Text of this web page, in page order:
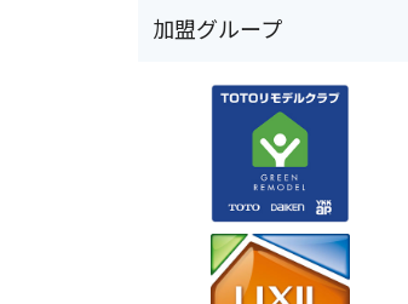
加盟グループ